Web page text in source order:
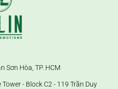
Sơn Hòa, TP. HCM
Tower - Block C2 - 119 Trần Duy